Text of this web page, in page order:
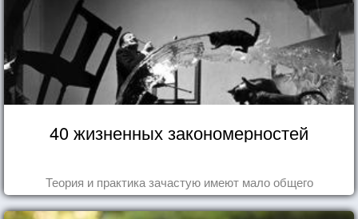
40 жизненных закономерностей
Теория и практика зачастую имеют мало общего